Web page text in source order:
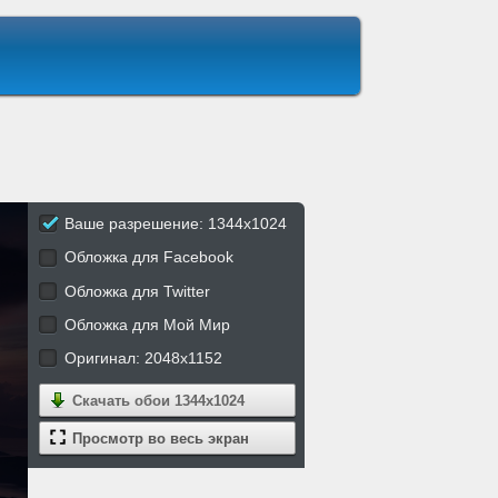
Ваше разрешение: 1344x1024
Обложка для Facebook
Обложка для Twitter
Обложка для Мой Мир
Оригинал: 2048x1152
Скачать обои 1344x1024
Просмотр во весь экран